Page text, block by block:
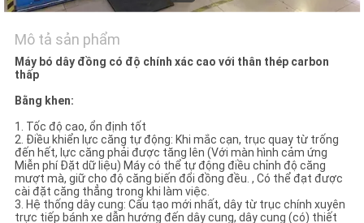
CÁC
TRƯỜNG
HỢP
SƠ
ĐỒ
TRANG
WEB
Mô tả sản phẩm
Máy bó dây đồng có độ chính xác cao với thân thép carbon
thấp
Bằng khen:
1. Tốc độ cao, ổn định tốt
2. Điều khiển lực căng tự động: Khi mắc cạn, trục quay từ trống
đến hết, lực căng phải được tăng lên (Với màn hình cảm ứng
Miễn phí Đặt dữ liệu) Máy có thể tự động điều chỉnh độ căng
mượt mà, giữ cho độ căng biến đổi đồng đều. , Có thể đạt được
cài đặt căng thẳng trong khi làm việc.
3. Hệ thống dây cung: Cấu tạo mới nhất, dây từ trục chính xuyên
trực tiếp bánh xe dẫn hướng đến dây cung, dây cung (có) thiết